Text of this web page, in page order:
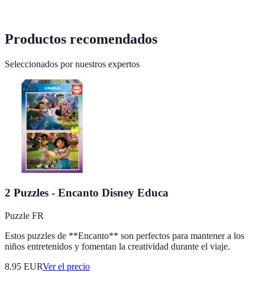
Productos recomendados
Seleccionados por nuestros expertos
2 Puzzles - Encanto Disney Educa
Puzzle FR
Estos puzzles de **Encanto** son perfectos para mantener a los
niños entretenidos y fomentan la creatividad durante el viaje.
8.95 EURVer el precio